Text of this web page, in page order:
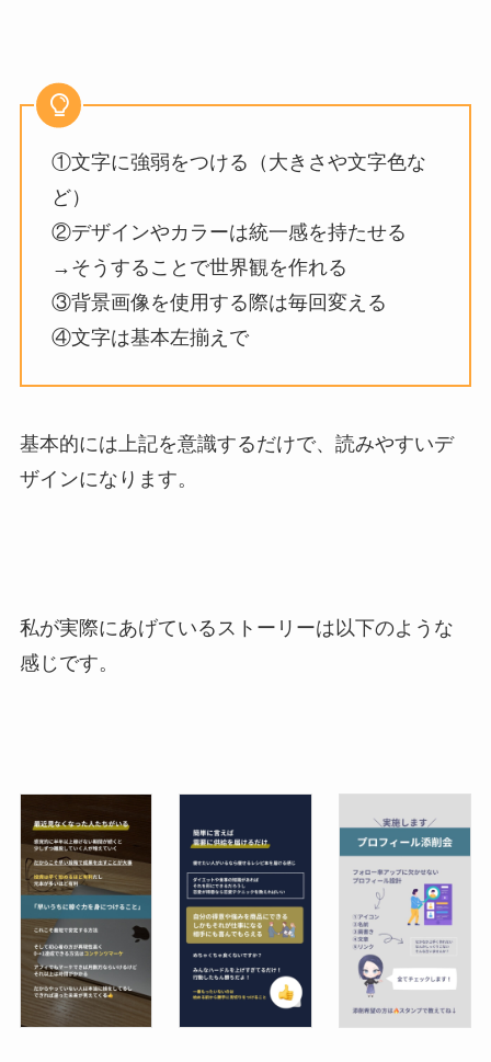
①文字に強弱をつける（大きさや文字色な
ど）
②デザインやカラーは統一感を持たせる
→そうすることで世界観を作れる
③背景画像を使用する際は毎回変える
④文字は基本左揃えで
基本的には上記を意識するだけで、読みやすいデ
ザインになります。
私が実際にあげているストーリーは以下のような
感じです。